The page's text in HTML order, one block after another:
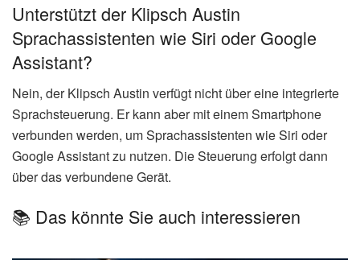
Unterstützt der Klipsch Austin
Sprachassistenten wie Siri oder Google
Assistant?
Nein, der Klipsch Austin verfügt nicht über eine integrierte
Sprachsteuerung. Er kann aber mit einem Smartphone
verbunden werden, um Sprachassistenten wie Siri oder
Google Assistant zu nutzen. Die Steuerung erfolgt dann
über das verbundene Gerät.
📚 Das könnte Sie auch interessieren